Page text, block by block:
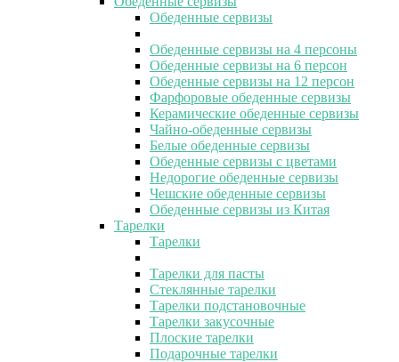
Обеденные сервизы
Обеденные сервизы на 4 персоны
Обеденные сервизы на 6 персон
Обеденные сервизы на 12 персон
Фарфоровые обеденные сервизы
Керамические обеденные сервизы
Чайно-обеденные сервизы
Белые обеденные сервизы
Обеденные сервизы с цветами
Недорогие обеденные сервизы
Чешские обеденные сервизы
Обеденные сервизы из Китая
Тарелки
Тарелки
Тарелки для пасты
Стеклянные тарелки
Тарелки подстановочные
Тарелки закусочные
Плоские тарелки
Подарочные тарелки